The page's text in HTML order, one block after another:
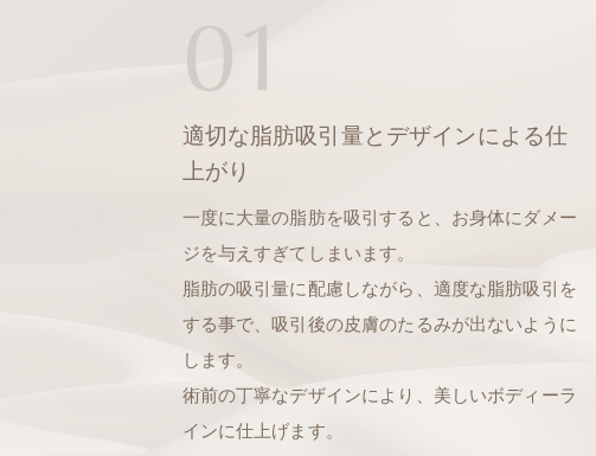
01
適切な脂肪吸引量とデザインによる仕
上がり
一度に大量の脂肪を吸引すると、お身体にダメー
ジを与えすぎてしまいます。
脂肪の吸引量に配慮しながら、適度な脂肪吸引を
する事で、吸引後の皮膚のたるみが出ないように
します。
術前の丁寧なデザインにより、美しいボディーラ
インに仕上げます。